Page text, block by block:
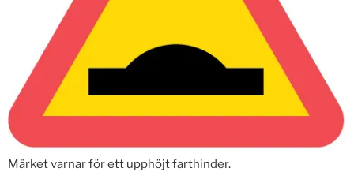
Märket varnar för ett upphöjt farthinder.